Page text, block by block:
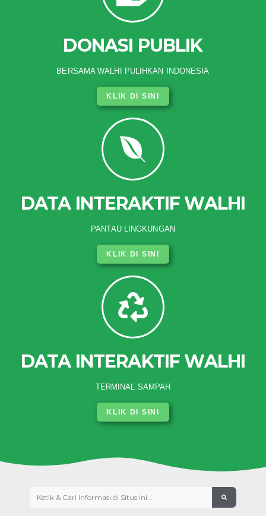
DONASI PUBLIK
BERSAMA WALHI PULIHKAN INDONESIA
KLIK DI SINI
DATA INTERAKTIF WALHI
PANTAU LINGKUNGAN
KLIK DI SINI
DATA INTERAKTIF WALHI
TERMINAL SAMPAH
KLIK DI SINI